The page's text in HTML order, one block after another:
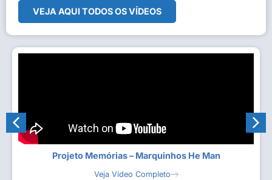
VEJA AQUI TODOS OS VÍDEOS
Projeto Memórias – Marquinhos He Man
Veja Vídeo Completo